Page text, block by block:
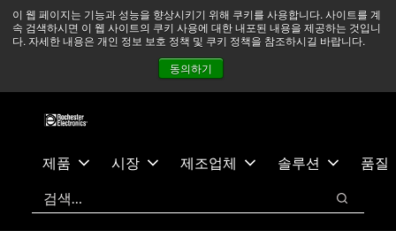
이 웹 페이지는 기능과 성능을 향상시키기 위해 쿠키를 사용합니다. 사이트를 계
속 검색하시면 이 웹 사이트의 쿠키 사용에 대한 내포된 내용을 제공하는 것입니
다. 자세한 내용은 개인 정보 보호 정책 및 쿠키 정책을 참조하시길 바랍니다.
동의하기
츠
건
중동 지역 상황을 지속적으로 주시하고 있으며, 모든 서비스는
정상적으로 운영되고 있습니다. 더 읽어보기 →
뉴스
문의하기
제품 시장 제조업체 솔루션
품질
검색
검색